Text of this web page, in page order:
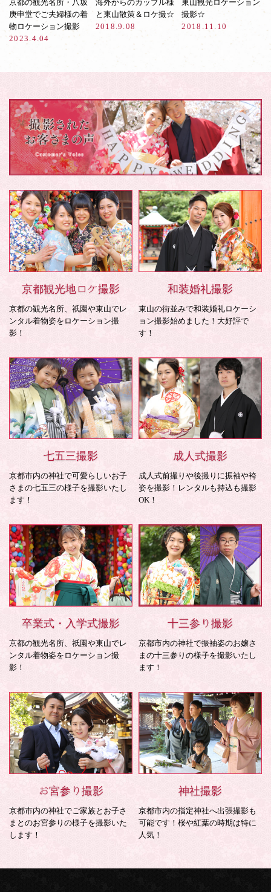
京都の観光名所・八坂
庚申堂でご夫婦様の着
物ロケーション撮影
2023.4.04
海外からのカップル様
と東山散策＆ロケ撮☆
2018.9.08
東山観光ロケーション
撮影☆
2018.11.10
京都観光地ロケ撮影
京都の観光名所、祇園や東山でレ
ンタル着物姿をロケーション撮
影！
和装婚礼撮影
東山の街並みで和装婚礼ロケーシ
ョン撮影始めました！大好評で
す！
七五三撮影
京都市内の神社で可愛らしいお子
さまの七五三の様子を撮影いたし
ます！
成人式撮影
成人式前撮りや後撮りに振袖や袴
姿を撮影！レンタルも持込も撮影
OK！
卒業式・入学式撮影
京都の観光名所、祇園や東山でレ
ンタル着物姿をロケーション撮
影！
十三参り撮影
京都市内の神社で振袖姿のお嬢さ
まの十三参りの様子を撮影いたし
ます！
お宮参り撮影
京都市内の神社でご家族とお子さ
まとのお宮参りの様子を撮影いた
します！
神社撮影
京都市内の指定神社へ出張撮影も
可能です！桜や紅葉の時期は特に
人気！